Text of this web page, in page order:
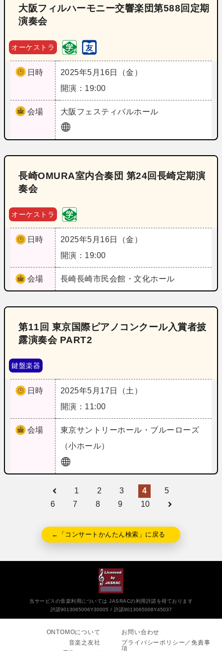
大阪フィルハーモニー交響楽団第588回定期
演奏会
オーケストラ
日時
2025年5月16日（金）
開演：19:00
会場 大阪 フェスティバルホール
長崎OMURA室内合奏団 第24回長崎定期演
奏会
オーケストラ
日時
2025年5月16日（金）
開演：19:00
会場 長崎長崎市民会館・文化ホール
第11回 東京国際ピアノコンクール入賞者披
露演奏会 PART2
鍵盤楽器
日時
2025年5月17日（土）
開演：11:00
会場 東京サントリーホール・ブルーローズ
（小ホール）
1 2 3 4
5
6
7 8 9 10
←「コンサートかんたん検索」に戻る
当サービスの音楽利用については JASRACの利用許諾を得ております
許諾9013065006Y30005
許諾9013065008Y45037
ONTOMOについて
音楽之友社
お問い合わせ
プライバシーポリシー／免責事
項